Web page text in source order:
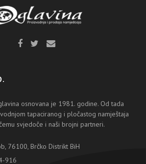
osnovana je 1981. godine. Od tada
tapaciranog i pločastog namještaja
svjedoče i naši brojni partneri.
76100, Brčko Distrikt BiH
916